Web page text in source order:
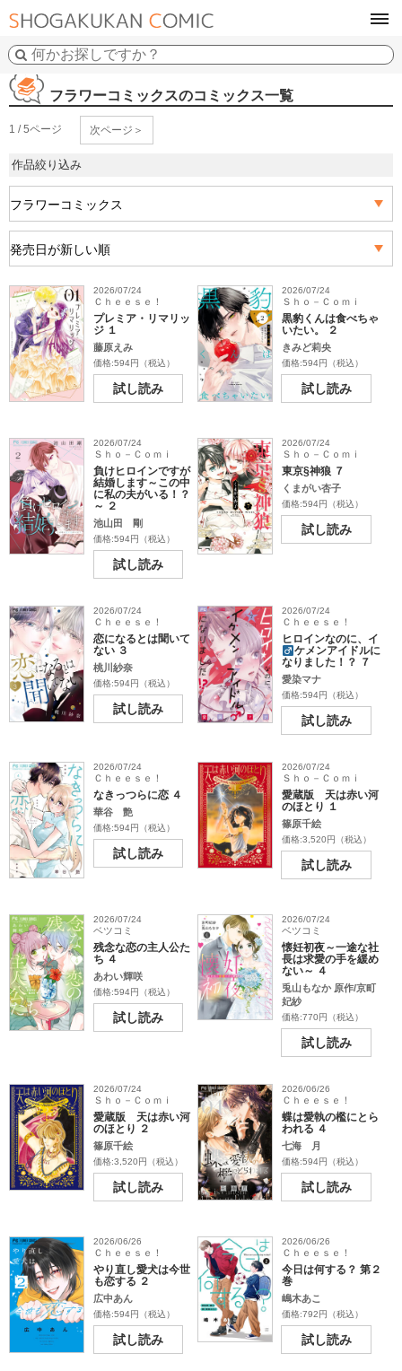
フラワーコミックスのコミックス一覧
1 / 5ページ 次ページ＞
作品絞り込み
2026/07/24
Ｃｈｅｅｓｅ！
プレミア・リマリッ
ジ １
藤原えみ
価格:594円（税込）
試し読み
2026/07/24
Ｓｈｏ－Ｃｏｍｉ
黒豹くんは食べちゃ
いたい。 ２
きみど莉央
価格:594円（税込）
試し読み
2026/07/24
Ｓｈｏ－Ｃｏｍｉ
負けヒロインですが
結婚します～この中
に私の夫がいる！？
～ ２
池山田 剛
価格:594円（税込）
試し読み
2026/07/24
Ｓｈｏ－Ｃｏｍｉ
東京§神狼 ７
くまがい杏子
価格:594円（税込）
試し読み
2026/07/24
Ｃｈｅｅｓｅ！
恋になるとは聞いて
ない ３
桃川紗奈
価格:594円（税込）
試し読み
2026/07/24
Ｃｈｅｅｓｅ！
ヒロインなのに、イ
ケメンアイドルに
なりました！？ ７
愛染マナ
価格:594円（税込）
試し読み
2026/07/24
Ｃｈｅｅｓｅ！
なきっつらに恋 ４
華谷 艶
価格:594円（税込）
試し読み
2026/07/24
Ｓｈｏ－Ｃｏｍｉ
愛蔵版 天は赤い河
のほとり １
篠原千絵
価格:3,520円（税込）
試し読み
2026/07/24
ベツコミ
残念な恋の主人公た
ち ４
あわい輝咲
価格:594円（税込）
試し読み
2026/07/24
ベツコミ
懐妊初夜～一途な社
長は求愛の手を緩め
ない～ ４
兎山もなか 原作/京町
妃紗
価格:770円（税込）
試し読み
2026/07/24
Ｓｈｏ－Ｃｏｍｉ
愛蔵版 天は赤い河
のほとり ２
篠原千絵
価格:3,520円（税込）
試し読み
2026/06/26
Ｃｈｅｅｓｅ！
蝶は愛執の檻にとら
われる ４
七海 月
価格:594円（税込）
試し読み
2026/06/26
Ｃｈｅｅｓｅ！
やり直し愛犬は今世
も恋する ２
広中あん
価格:594円（税込）
試し読み
2026/06/26
Ｃｈｅｅｓｅ！
今日は何する？ 第２
巻
嶋木あこ
価格:792円（税込）
試し読み